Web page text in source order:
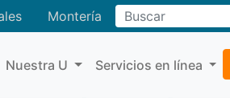
MonteríaBuscar
Nuestra U Servicios en línea